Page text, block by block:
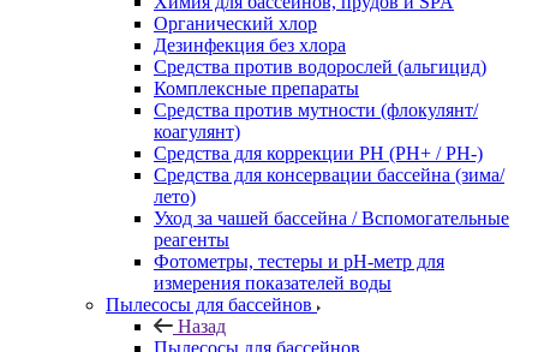
Органический хлор
Дезинфекция без хлора
Средства против водорослей (альгицид)
Комплексные препараты
Средства против мутности (флокулянт/
коагулянт)
Средства для коррекции PH (PH+ / PH-)
Средства для консервации бассейна (зима/
лето)
Уход за чашей бассейна / Вспомогательные
реагенты
Фотометры, тестеры и рН-метр для
измерения показателей воды
Пылесосы для бассейнов
Назад
Пылесосы для бассейнов